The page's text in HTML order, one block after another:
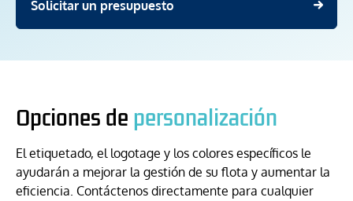
Solicitar un presupuesto
Opciones de personalización
El etiquetado, el logotage y los colores específicos le
ayudarán a mejorar la gestión de su flota y aumentar la
eficiencia. Contáctenos directamente para cualquier